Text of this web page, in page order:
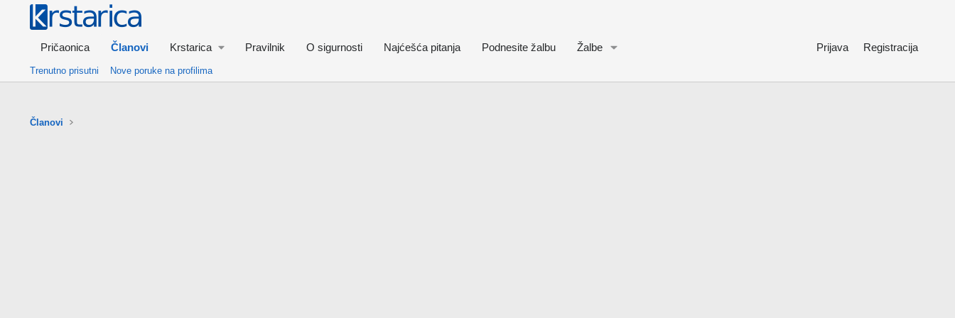
Pričaonica Članovi Krstarica Pravilnik O sigurnosti Najćešća pitanja Podnesite žalbu Žalbe Prijava Registracija
Trenutno prisutni Nove poruke na profilima
Članovi